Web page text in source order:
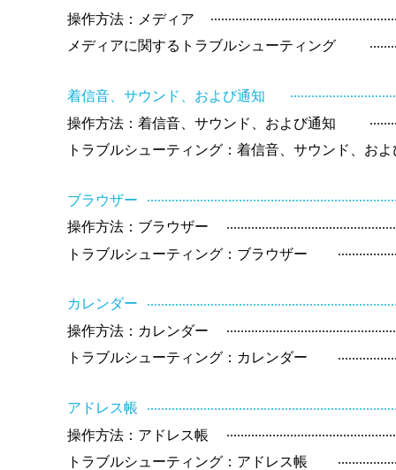
操作方法：メディア
メディアに関するトラブルシューティング
着信音、サウンド、および通知
操作方法：着信音、サウンド、および通知
トラブルシューティング：着信音、サウンド、お
ブラウザー
操作方法：ブラウザー
トラブルシューティング：ブラウザー
カレンダー
操作方法：カレンダー
トラブルシューティング：カレンダー
アドレス帳
操作方法：アドレス帳
トラブルシューティング：アドレス帳